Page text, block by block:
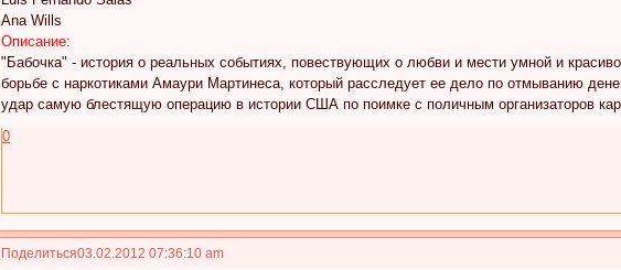
Ana Wills
Описание:
"Бабочка" - история о реальных событиях, повествующих о любви и мести умной и
борьбе с наркотиками Амаури Мартинеса, который расследует ее дело по отмыванию
удар самую блестящую операцию в истории США по поимке с поличным организаторов
0
Поделиться03.02.2012 07:36:10 am